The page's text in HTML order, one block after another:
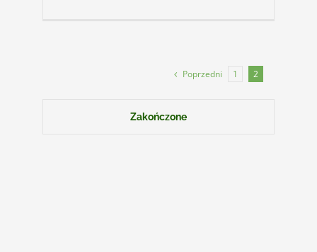
Poprzedni 1 2
Zakończone